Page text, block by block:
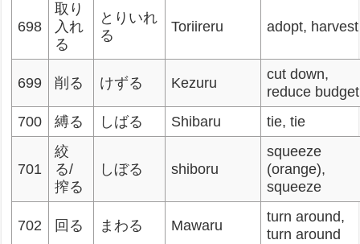
698
取り
入れ
る
とりいれ
る
Toriireru adopt, harvest
699 削る けずる Kezuru
cut down,
reduce budget
700
縛る しばる Shibaru tie, tie
701
絞
る/
搾る
しぼる shiboru
squeeze
(orange),
squeeze
702 回る まわる Mawaru
turn around,
turn around